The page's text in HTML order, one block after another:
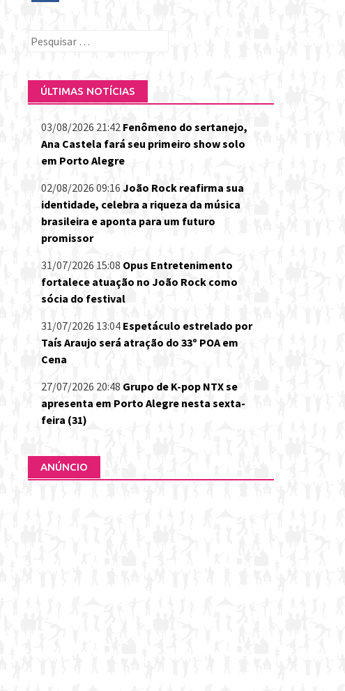
Pesquisar
ÚLTIMAS NOTÍCIAS
03/08/2026 21:42 Fenômeno do sertanejo,
Ana Castela fará seu primeiro show solo
em Porto Alegre
02/08/2026 09:16 João Rock reafirma sua
identidade, celebra a riqueza da música
brasileira e aponta para um futuro
promissor
31/07/2026 15:08 Opus Entretenimento
fortalece atuação no João Rock como
sócia do festival
31/07/2026 13:04 Espetáculo estrelado por
Taís Araujo será atração do 33º POA em
Cena
27/07/2026 20:48 Grupo de K-pop NTX se
apresenta em Porto Alegre nesta sexta-
feira (31)
ANÚNCIO